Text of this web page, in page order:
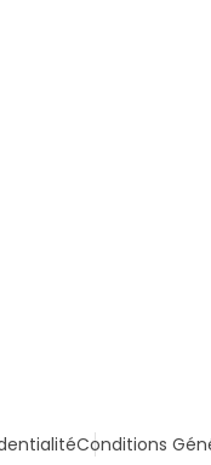
Conditions